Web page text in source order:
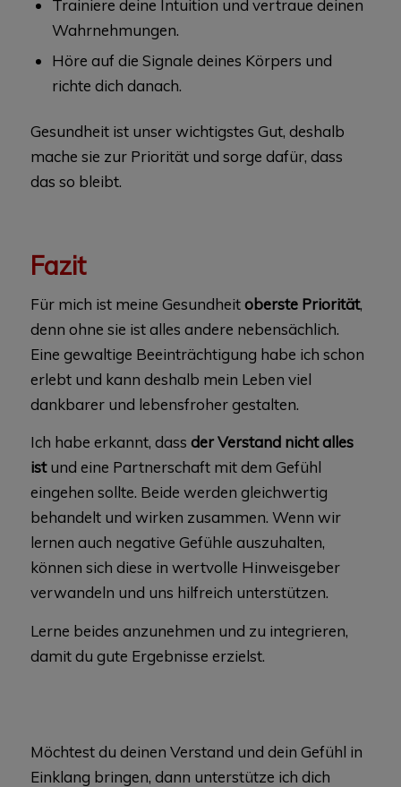
Trainiere deine Intuition und vertraue deinen
Wahrnehmungen.
Höre auf die Signale deines Körpers und
richte dich danach.
Gesundheit ist unser wichtigstes Gut, deshalb
mache sie zur Priorität und sorge dafür, dass
das so bleibt.
Fazit
Für mich ist meine Gesundheitoberste Priorität,
denn ohne sie ist alles andere nebensächlich.
Eine gewaltige Beeinträchtigung habe ich schon
erlebt und kann deshalb mein Leben viel
dankbarer und lebensfroher gestalten.
Ich habe erkannt, dass der Verstand nicht alles
istund eine Partnerschaft mit dem Gefühl
eingehen sollte. Beide werden gleichwertig
behandelt und wirken zusammen. Wenn wir
lernen auch negative Gefühle auszuhalten,
können sich diese in wertvolle Hinweisgeber
verwandeln und uns hilfreich unterstützen.
Lerne beides anzunehmen und zu integrieren,
damit du gute Ergebnisse erzielst.
Möchtest du deinen Verstand und dein Gefühl in
Einklang bringen, dann unterstütze ich dich